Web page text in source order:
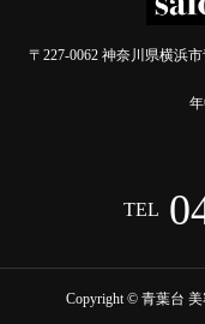
〒227-0062 神奈川県横浜
TEL
Copyright © 青葉台